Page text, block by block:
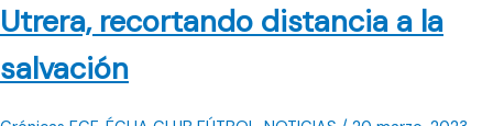
Utrera, recortando distancia a la
salvación